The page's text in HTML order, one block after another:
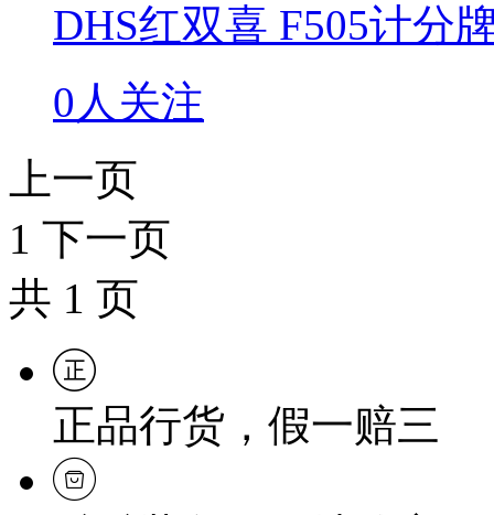
DHS红双喜 F505计分
0人关注
上一页
1 下一页
共 1 页
正品行货，假一赔三